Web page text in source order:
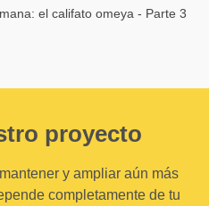
el califato omeya - Parte 3
proyecto
y ampliar aún más
completamente de tu